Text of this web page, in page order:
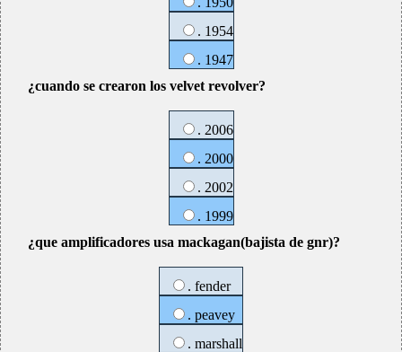
. 1954
. 1947
¿cuando se crearon los velvet revolver?
. 2006
. 2000
. 2002
. 1999
¿que amplificadores usa mackagan(bajista de gnr)?
. fender
. peavey
. marshall